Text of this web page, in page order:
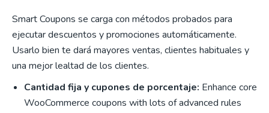
Smart Coupons se carga con métodos probados para
ejecutar descuentos y promociones automáticamente.
Usarlo bien te dará mayores ventas, clientes habituales y
una mejor lealtad de los clientes.
Cantidad fija y cupones de porcentaje: Enhance core
WooCommerce coupons with lots of advanced rules